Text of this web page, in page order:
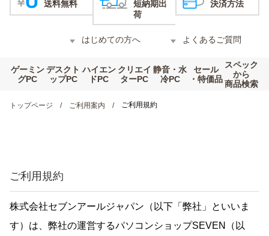
送料無料
短納期出
荷
決済方法
はじめての方へ よくあるご質問
ゲーミン
グPC
デスクト
ップPC
ハイエン
ドPC
クリエイ
ターPC
静音・水
冷PC
セール
・特価品
スペック
から
商品検索
トップページ ご利用案内 ご利用規約
ご利用規約
株式会社セブンアールジャパン（以下「弊社」といいま
す）は、弊社の運営するパソコンショップSEVEN（以